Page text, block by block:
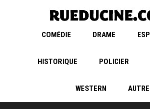
COMÉDIE DRAME
HISTORIQUE POLICIER
WESTERN